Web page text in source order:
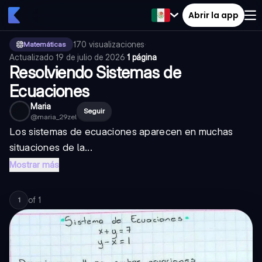
Abrir la app
Matemáticas 170 visualizaciones·
Actualizado 19 de julio de 2026·1 página
Resolviendo Sistemas de
Ecuaciones
Maria
@maria_29zel
Seguir
Los sistemas de ecuaciones aparecen en muchas
situaciones de la...
Mostrar más
1 of 1